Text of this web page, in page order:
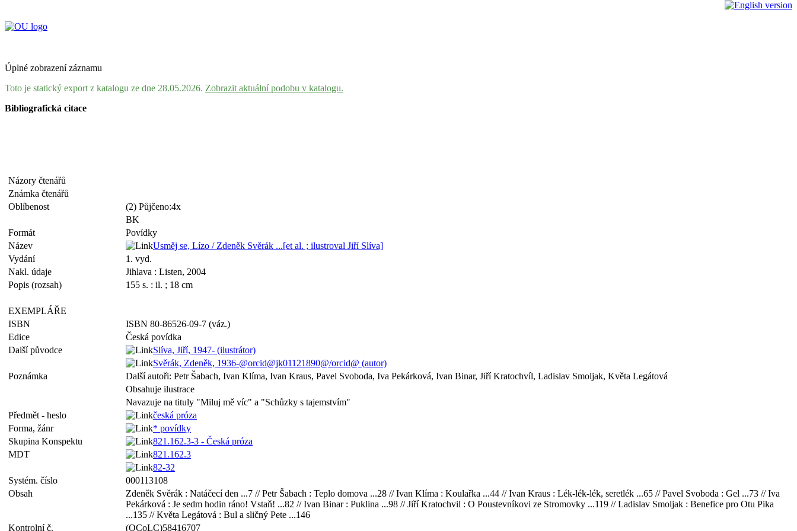
Úplné zobrazení záznamu
Toto je statický export z katalogu ze dne 28.05.2026. Zobrazit aktuální podobu v katalogu.
Bibliografická citace
Názory čtenářů
Známka čtenářů
Oblíbenost
(2) Půjčeno:4x
BK
Formát
Povídky
Název
Usměj se, Lízo / Zdeněk Svěrák ...[et al. ; ilustroval Jiří Slíva]
Vydání
1. vyd.
Nakl. údaje
Jihlava : Listen, 2004
Popis (rozsah)
155 s. : il. ; 18 cm
EXEMPLÁŘE
ISBN
ISBN 80-86526-09-7 (váz.)
Edice
Česká povídka
Další původce
Slíva, Jiří, 1947- (ilustrátor)
Svěrák, Zdeněk, 1936-@orcid@jk01121890@/orcid@ (autor)
Poznámka
Další autoři: Petr Šabach, Ivan Klíma, Ivan Kraus, Pavel Svoboda, Iva Pekárková, Ivan Binar, Jiří Kratochvíl, Ladislav Smoljak, Květa Legátová
Obsahuje ilustrace
Navazuje na tituly "Miluj mě víc" a "Schůzky s tajemstvím"
Předmět - heslo
česká próza
Forma, žánr
* povídky
Skupina Konspektu
821.162.3-3 - Česká próza
MDT
821.162.3
82-32
Systém. číslo
000113108
Obsah
Zdeněk Svěrák : Natáčecí den ...7 // Petr Šabach : Teplo domova ...28 // Ivan Klíma : Koulařka ...44 // Ivan Kraus : Lék-lék-lék, seretlék ...65 // Pavel Svoboda : Gel ...73 // Iva
Pekárková : Je sedm hodin ráno! Vstaň! ...82 // Ivan Binar : Puklina ...98 // Jiří Kratochvil : O Poustevníkovi ze Stromovky ...119 // Ladislav Smoljak : Benefice pro Otu Pika
...135 // Květa Legátová : Bul a sličný Pete ...146
Kontrolní č.
(OCoLC)58416707